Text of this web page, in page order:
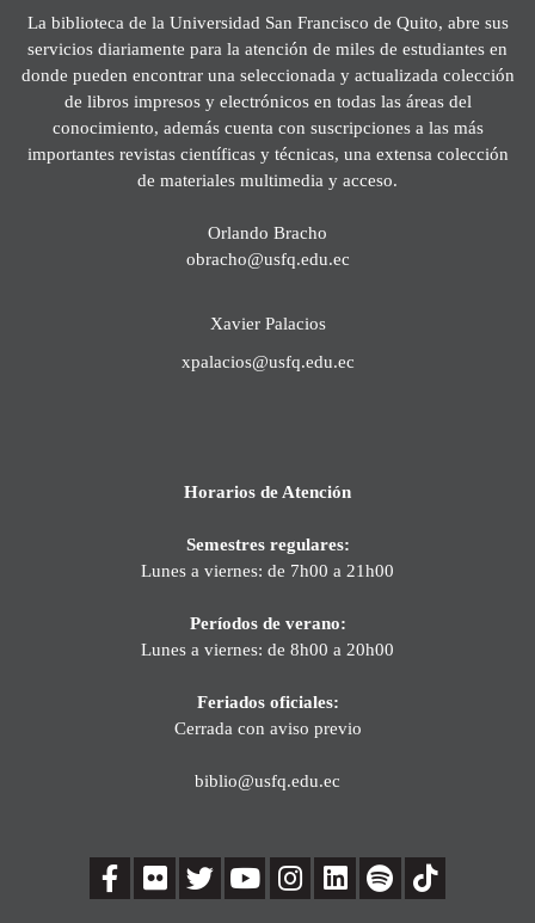
La biblioteca de la Universidad San Francisco de Quito, abre sus
servicios diariamente para la atención de miles de estudiantes en
donde pueden encontrar una seleccionada y actualizada colección
de libros impresos y electrónicos en todas las áreas del
conocimiento, además cuenta con suscripciones a las más
importantes revistas científicas y técnicas, una extensa colección
de materiales multimedia y acceso.
Orlando Bracho
obracho@usfq.edu.ec
Xavier Palacios
xpalacios@usfq.edu.ec
Horarios de Atención
Semestres regulares:
Lunes a viernes: de 7h00 a 21h00
Períodos de verano:
Lunes a viernes: de 8h00 a 20h00
Feriados oficiales:
Cerrada con aviso previo
biblio@usfq.edu.ec